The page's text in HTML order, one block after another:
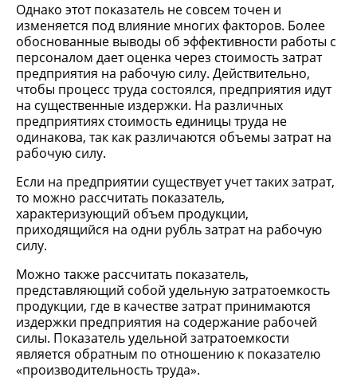
Однако этот показатель не совсем точен и
изменяется под влияние многих факторов. Более
обоснованные выводы об эффективности работы с
персоналом дает оценка через стоимость затрат
предприятия на рабочую силу. Действительно,
чтобы процесс труда состоялся, предприятия идут
на существенные издержки. На различных
предприятиях стоимость единицы труда не
одинакова, так как различаются объемы затрат на
рабочую силу.
Если на предприятии существует учет таких затрат,
то можно рассчитать показатель,
характеризующий объем продукции,
приходящийся на одни рубль затрат на рабочую
силу.
Можно также рассчитать показатель,
представляющий собой удельную затратоемкость
продукции, где в качестве затрат принимаются
издержки предприятия на содержание рабочей
силы. Показатель удельной затратоемкости
является обратным по отношению к показателю
«производительность труда».